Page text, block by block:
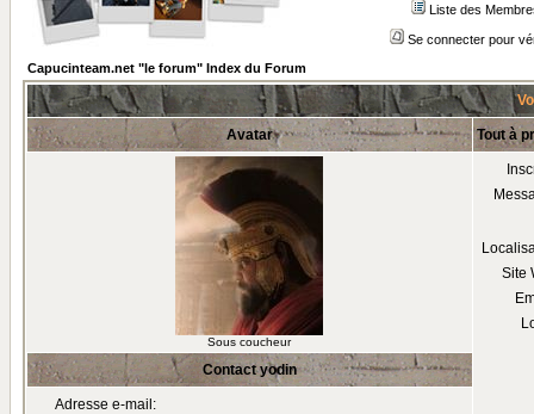
Liste des
Se connecter pour
Capucinteam.net "le forum" Index du Forum
Avatar Tout à
Sous coucheur
Site
Contact yodin
Adresse e-mail: